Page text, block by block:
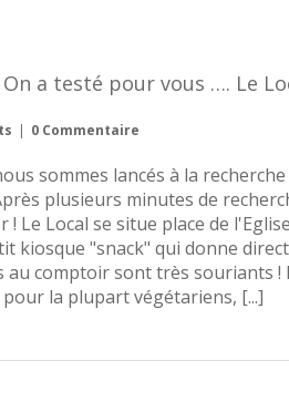
a testé pour vous …. Le
| 0 Commentaire
sommes lancés à la
plusieurs minutes de
! Le Local se situe place de
kiosque "snack" qui donne
au comptoir sont très souriants
la plupart végétariens, [...]